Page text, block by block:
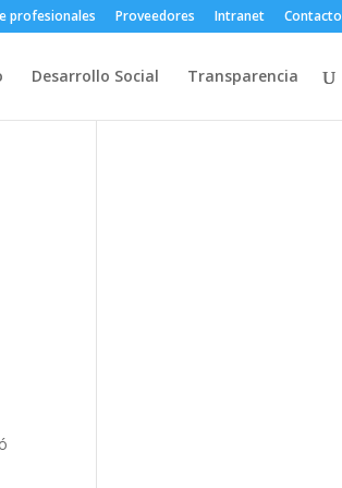
profesionales Proveedores Intranet Contacto
Desarrollo Social Transparencia